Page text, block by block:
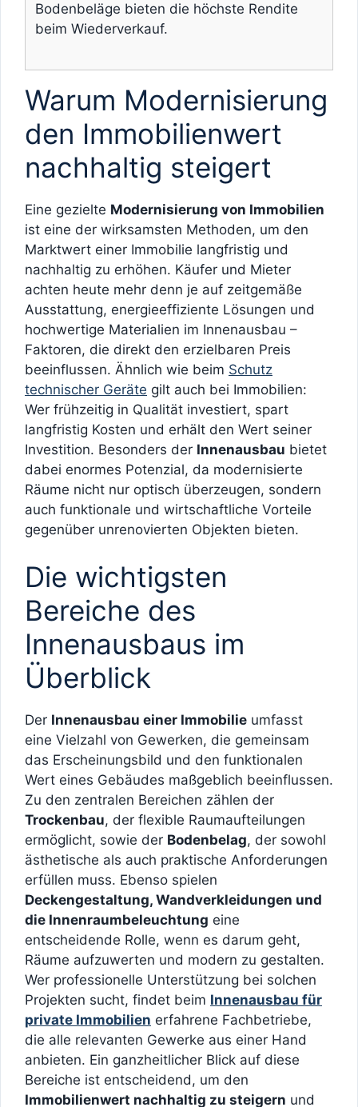
Bodenbeläge bieten die höchste Rendite
beim Wiederverkauf.
Warum Modernisierung
den Immobilienwert
nachhaltig steigert
Eine gezielte Modernisierung von Immobilien
ist eine der wirksamsten Methoden, um den
Marktwert einer Immobilie langfristig und
nachhaltig zu erhöhen. Käufer und Mieter
achten heute mehr denn je auf zeitgemäße
Ausstattung, energieeffiziente Lösungen und
hochwertige Materialien im Innenausbau –
Faktoren, die direkt den erzielbaren Preis
beeinflussen. Ähnlich wie beim Schutz
technischer Geräte gilt auch bei Immobilien:
Wer frühzeitig in Qualität investiert, spart
langfristig Kosten und erhält den Wert seiner
Investition. Besonders der Innenausbau bietet
dabei enormes Potenzial, da modernisierte
Räume nicht nur optisch überzeugen, sondern
auch funktionale und wirtschaftliche Vorteile
gegenüber unrenovierten Objekten bieten.
Die wichtigsten
Bereiche des
Innenausbaus im
Überblick
Der Innenausbau einer Immobilie umfasst
eine Vielzahl von Gewerken, die gemeinsam
das Erscheinungsbild und den funktionalen
Wert eines Gebäudes maßgeblich beeinflussen.
Zu den zentralen Bereichen zählen der
Trockenbau, der flexible Raumaufteilungen
ermöglicht, sowie der Bodenbelag, der sowohl
ästhetische als auch praktische Anforderungen
erfüllen muss. Ebenso spielen
Deckengestaltung, Wandverkleidungen und
die Innenraumbeleuchtung eine
entscheidende Rolle, wenn es darum geht,
Räume aufzuwerten und modern zu gestalten.
Wer professionelle Unterstützung bei solchen
Projekten sucht, findet beim Innenausbau für
private Immobilien erfahrene Fachbetriebe,
die alle relevanten Gewerke aus einer Hand
anbieten. Ein ganzheitlicher Blick auf diese
Bereiche ist entscheidend, um den
Immobilienwert nachhaltig zu steigern und